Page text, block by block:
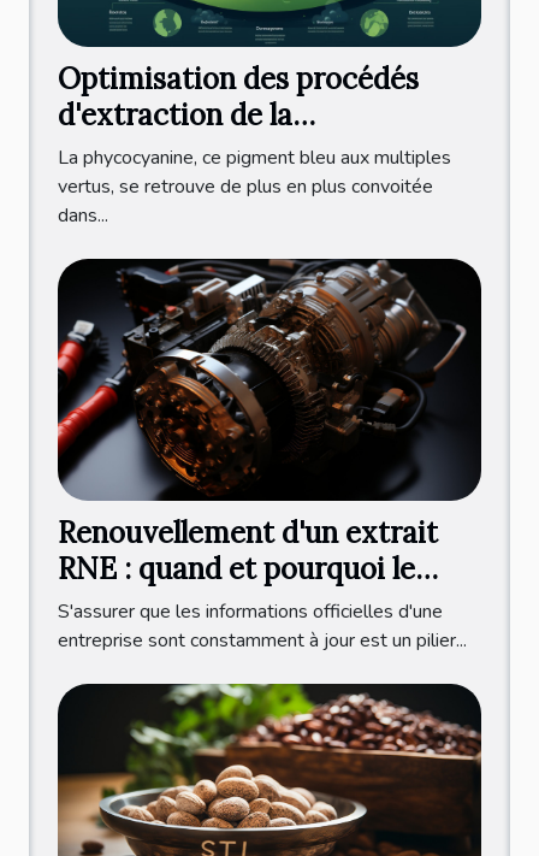
Optimisation des procédés
d'extraction de la
phycocyanine pour une
production durable et éco-
responsable
La phycocyanine, ce pigment bleu aux multiples
vertus, se retrouve de plus en plus convoitée
dans...
Renouvellement d'un extrait
RNE : quand et pourquoi le
faire ?
S'assurer que les informations officielles d'une
entreprise sont constamment à jour est un pilier...